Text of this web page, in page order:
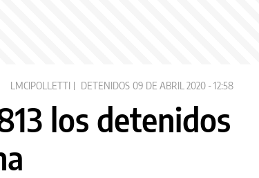
LMCIPOLLETTI DETENIDOS 09 DE ABRIL 2020 - 12:58
los detenidos